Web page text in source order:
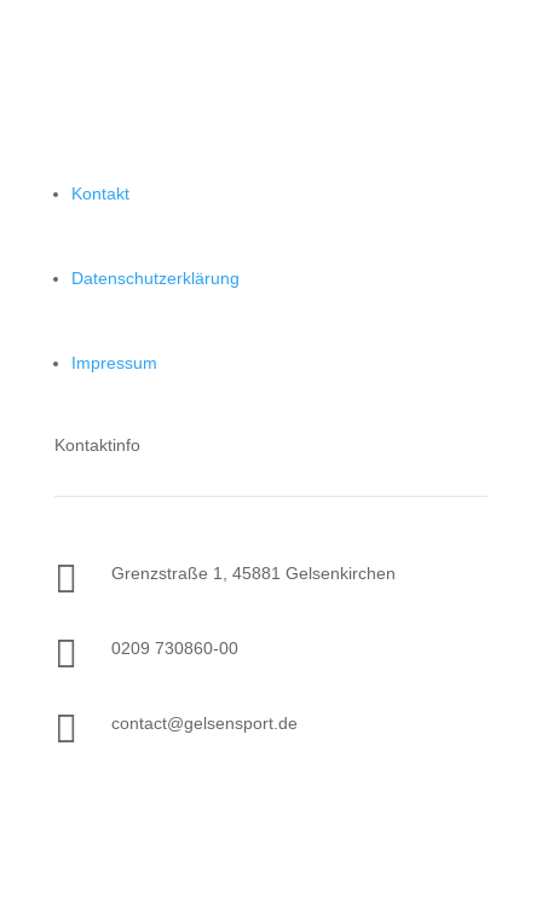
Kontakt
Datenschutzerklärung
Impressum
Kontaktinfo
 Grenzstraße 1, 45881 Gelsenkirchen
 0209 730860-00
 contact@gelsensport.de